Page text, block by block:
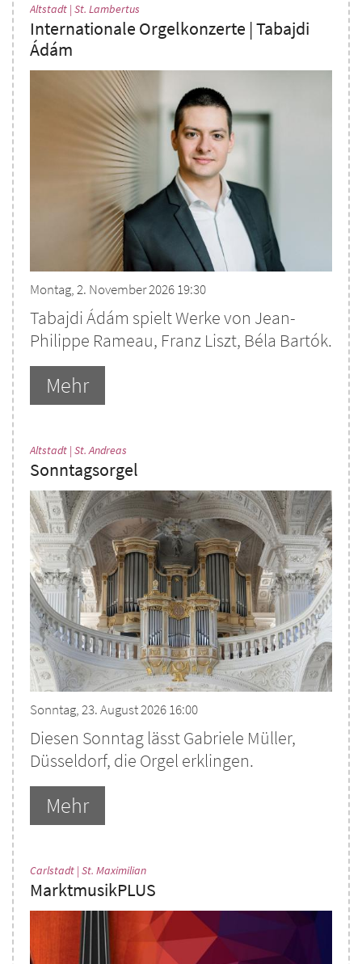
Altstadt | St. Lambertus
Internationale Orgelkonzerte | Tabajdi
Ádám
Montag, 2. November 2026 19:30
Tabajdi Ádám spielt Werke von Jean-
Philippe Rameau, Franz Liszt, Béla Bartók.
Mehr
Altstadt | St. Andreas
Sonntagsorgel
Sonntag, 23. August 2026 16:00
Diesen Sonntag lässt Gabriele Müller,
Düsseldorf, die Orgel erklingen.
Mehr
Carlstadt | St. Maximilian:
MarktmusikPLUS